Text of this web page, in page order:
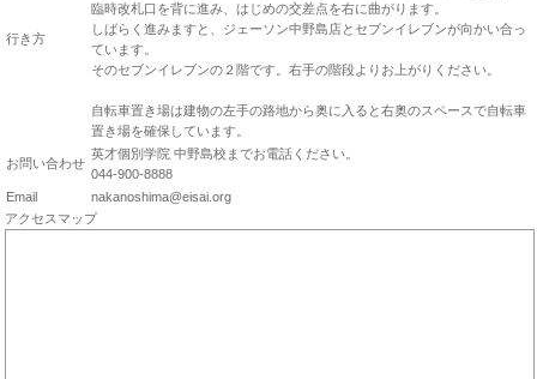
行き方
臨時改札口を背に進み、はじめの交差点を右に曲がります。
しばらく進みますと、ジェーソン中野島店とセブンイレブンが向かい合っ
ています。
そのセブンイレブンの２階です。右手の階段よりお上がりください。
自転車置き場は建物の左手の路地から奥に入ると右奥のスペースで自転車
置き場を確保しています。
お問い合わせ
英才個別学院 中野島校までお電話ください。
044-900-8888
Email
nakanoshima@eisai.org
アクセスマップ